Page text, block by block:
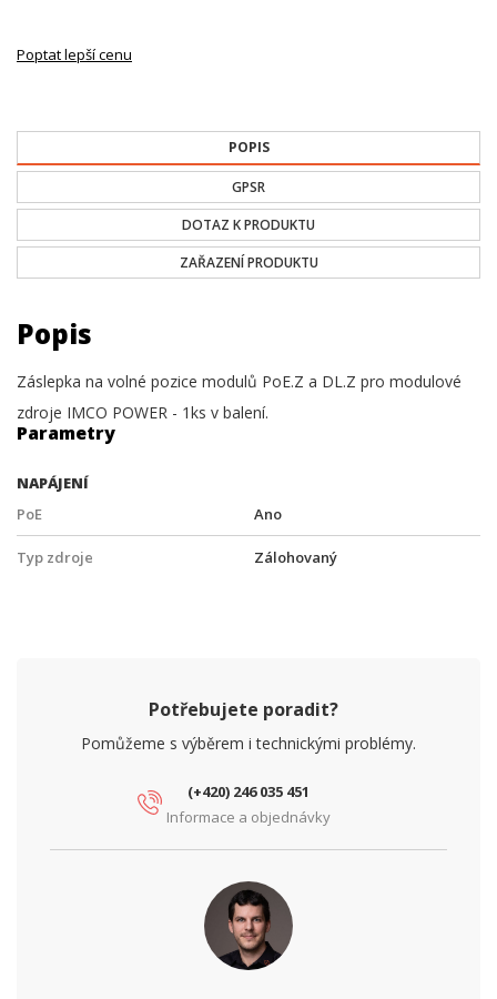
Poptat lepší cenu
POPIS
GPSR
DOTAZ K PRODUKTU
ZAŘAZENÍ PRODUKTU
Popis
Záslepka na volné pozice modulů PoE.Z a DL.Z pro modulové
zdroje IMCO POWER - 1ks v balení.
Parametry
NAPÁJENÍ
PoE
Ano
Typ zdroje Zálohovaný
Potřebujete poradit?
Pomůžeme s výběrem i technickými problémy.
(+420) 246 035 451
Informace a objednávky